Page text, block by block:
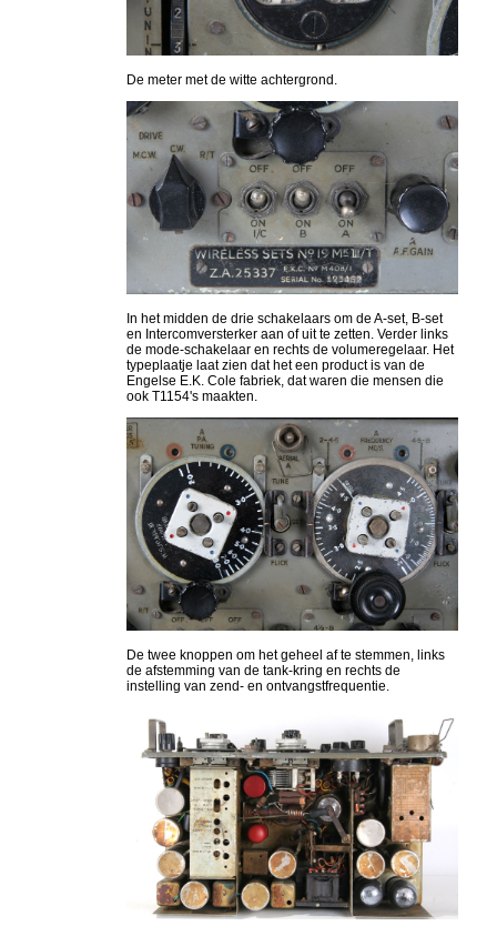
De meter met de witte achtergrond.
In het midden de drie schakelaars om de A-set, B-set
en Intercomversterker aan of uit te zetten. Verder links
de mode-schakelaar en rechts de volumeregelaar. Het
typeplaatje laat zien dat het een product is van de
Engelse E.K. Cole fabriek, dat waren die mensen die
ook T1154's maakten.
De twee knoppen om het geheel af te stemmen, links
de afstemming van de tank-kring en rechts de
instelling van zend- en ontvangstfrequentie.